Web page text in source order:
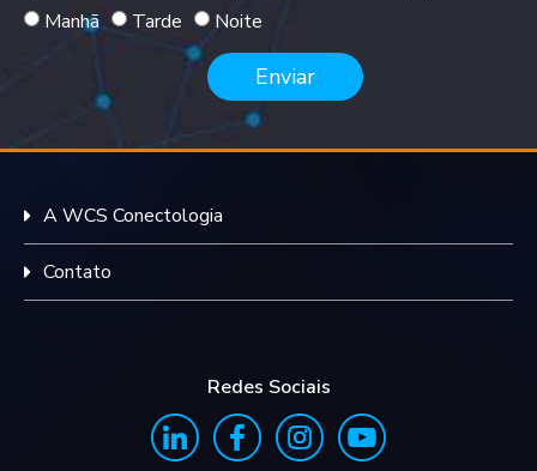
Manhã Tarde Noite
Enviar
A WCS Conectologia
Contato
Redes Sociais